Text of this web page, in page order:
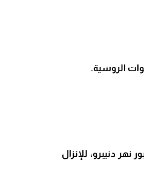
الروسية.
دنيبرو، للإنزال